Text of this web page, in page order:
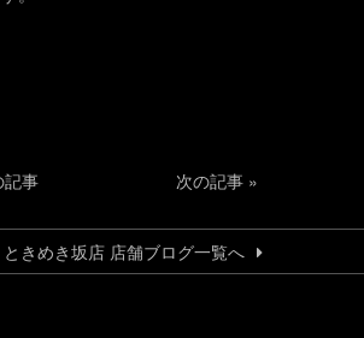
記事 次の記事 »
きめき坂店 店舗ブログ一覧へ